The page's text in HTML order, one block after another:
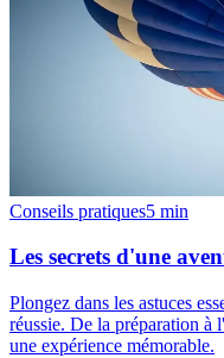
Conseils pratiques5 min
Les secrets d'une
Plongez dans les astuces
réussie. De la préparation à
une expérience mémorable.